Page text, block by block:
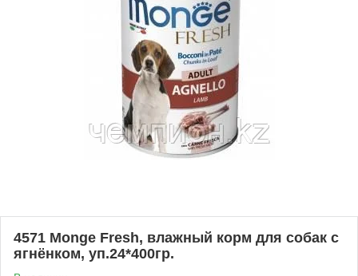
4571 Monge Fresh, влажный корм для собак с
ягнёнком, уп.24*400гр.